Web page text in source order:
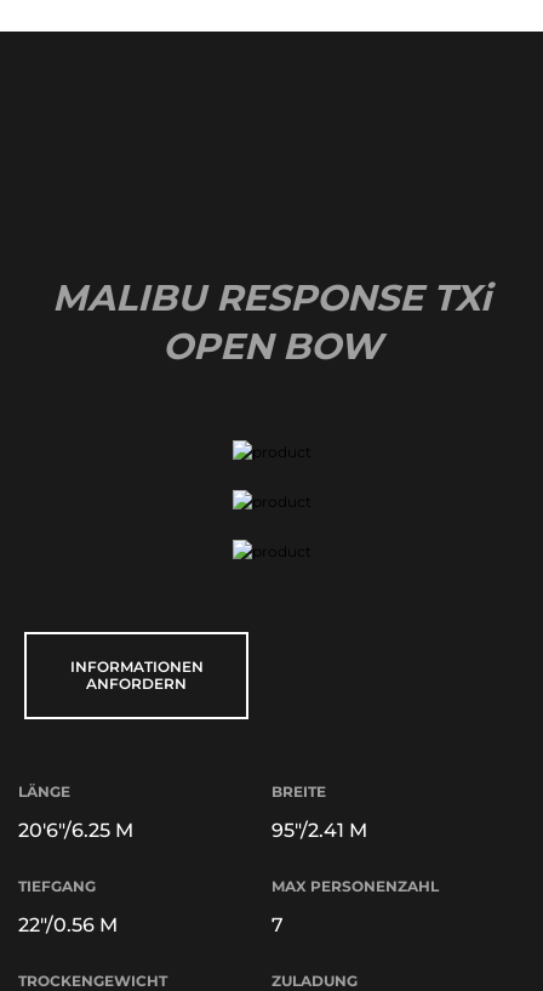
MALIBU RESPONSE TXi
OPEN BOW
INFORMATIONEN
ANFORDERN
LÄNGE
20'6"/6.25 M
BREITE
95"/2.41 M
TIEFGANG
22"/0.56 M
MAX PERSONENZAHL
7
TROCKENGEWICHT ZULADUNG